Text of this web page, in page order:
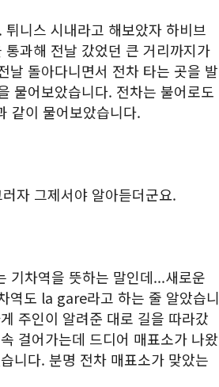
니스 시내라고 해보았자 하비브
과해 전날 갔었던 큰 거리까지가
날 돌아다니면서 전차 타는 곳을 발
물어보았습니다. 전차는 불어로도
같이 물어보았습니다.
자 그제서야 알아듣더군요.
차역을 뜻하는 말인데...새로운
역도 la gare라고 하는 줄 알았습니
주인이 알려준 대로 길을 따라갔
걸어가는데 드디어 매표소가 나왔
니다. 분명 전차 매표소가 맞았는